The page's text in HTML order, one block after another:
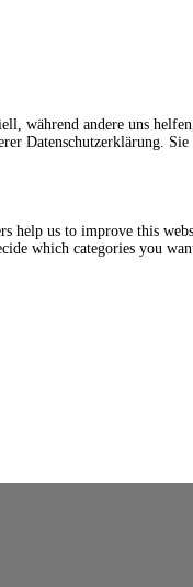
während andere uns
Datenschutzerklärung.
help us to improve this
which categories you